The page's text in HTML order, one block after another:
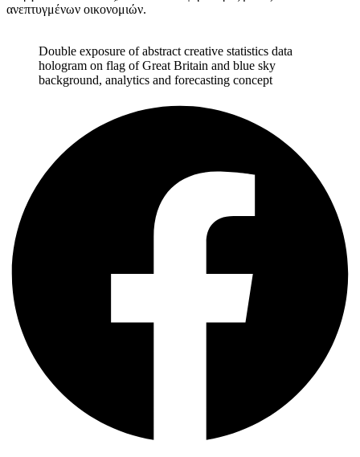
ανεπτυγμένων οικονομιών.
Double exposure of abstract creative statistics data
hologram on flag of Great Britain and blue sky
background, analytics and forecasting concept